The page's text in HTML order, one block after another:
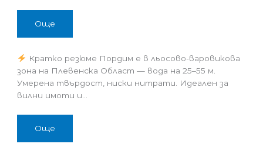
Още
Кратко резюме Пордим е в льосово-варовикова
зона на Плевенска Област — вода на 25–55 м.
Умерена твърдост, ниски нитрати. Идеален за
вилни имоти и…
Още